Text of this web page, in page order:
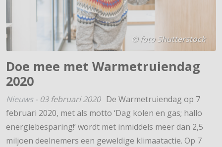
© foto Shutterstock
Doe mee met Warmetruiendag
2020
Nieuws - 03 februari 2020 De Warmetruiendag op 7
februari 2020, met als motto ‘Dag kolen en gas; hallo
energiebesparing!’ wordt met inmiddels meer dan 2,5
miljoen deelnemers een geweldige klimaatactie. Op 7